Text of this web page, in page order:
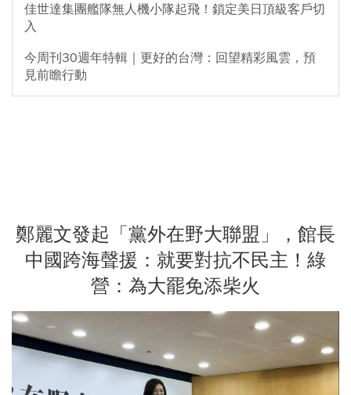
佳世達集團艦隊無人機小隊起飛！鎖定美日頂級客戶切
入
今周刊30週年特輯｜更好的台灣：回望精彩風雲，預
見前瞻行動
鄭麗文發起「黨外在野大聯盟」，館長
中國跨海聲援：就要對抗不民主！綠
營：為大罷免添柴火